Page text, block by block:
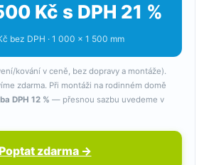
Kč s DPH 21 %
bez DPH · 1 000 × 1 500 mm
kování v ceně, bez dopravy a montáže).
zdarma. Při montáži na rodinném domě
DPH 12 % — přesnou sazbu uvedeme v
zdarma →